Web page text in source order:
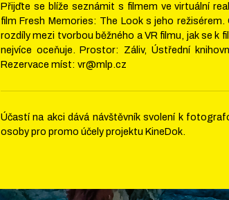
Přijďte se blíže seznámit s filmem ve virtuální
film Fresh Memories: The Look s jeho režisérem.
rozdíly mezi tvorbou běžného a VR filmu, jak se
nejvíce oceňuje. Prostor: Záliv, Ústřední
Rezervace míst: vr@mlp.cz
Účastí na akci dává návštěvník svolení k
osoby pro promo účely projektu KineDok.